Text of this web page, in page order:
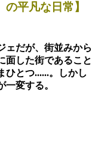
平凡な日常】
ェだが、街並みから
面した街であること
ひとつ......。しかし
変する。